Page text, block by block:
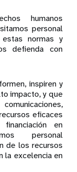
humanos
personal
normas y
defienda con
inspiren y
impacto, y que
eficaces
en
personal
de los recursos
la excelencia en